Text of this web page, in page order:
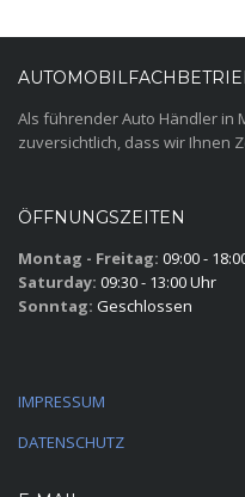
Als führender Auto Händler in
zuversichtlich, dass wir Ihnen
ÖFFNUNGSZEITEN
Montag - Freitag: 09:00 -
Saturday: 09:30 - 13:00 Uhr
Sonntag: Geschlossen
IMPRESSUM
DATENSCHUTZ